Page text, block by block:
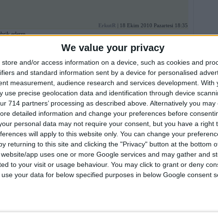
We value your privacy
store and/or access information on a device, such as cookies and
and standard information sent by a device for personalised
measurement, audience research and services development. With
use precise geolocation data and identification through device
714 partners’ processing as described above. Alternatively you
detailed information and change your preferences before
personal data may not require your consent, but you have a right
will apply to this website only. You can change your
returning to this site and clicking the "Privacy" button at the bottom
app uses one or more Google services and may gather and
to your visit or usage behaviour. You may click to grant or deny
your data for below specified purposes in below Google consent
ErkutR | 18 Ekim 2010 Pazartesi 18:35
ederm ...
MasquraiT"| 19 Ağustos 2010 Perşembe 14:48
rebeca | 6 Ağustos 2010 Cuma 15:49
.... başarılı bi sonuç çıkarmışsın arkadaşım...
gitarist70| 21 Temmuz 2010 Çarşamba 12:05
!!!Guitarist!!!| 19 Mart 2010 Cuma 16:43
the-_-metal | 4 Şubat 2010 Perşembe 19:24
için teşekkürler
yazmıştı: